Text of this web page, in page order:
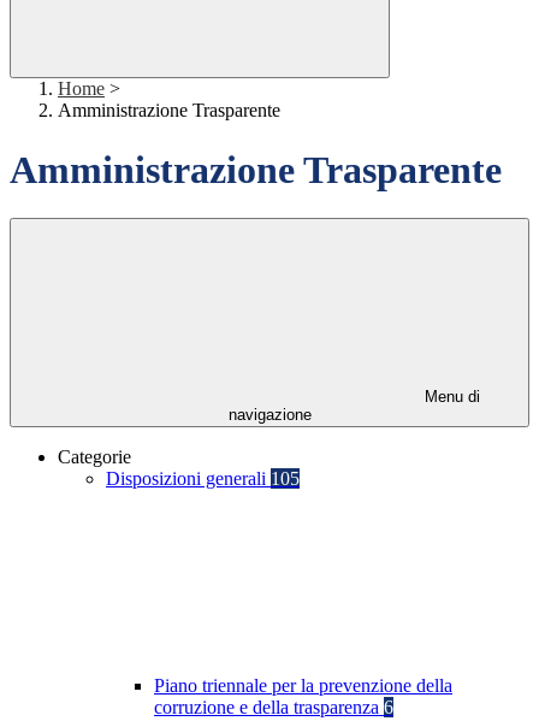
Home >
Amministrazione Trasparente
Amministrazione Trasparente
Menu di
navigazione
Categorie
Disposizioni generali 105
Piano triennale per la prevenzione della
corruzione e della trasparenza 6